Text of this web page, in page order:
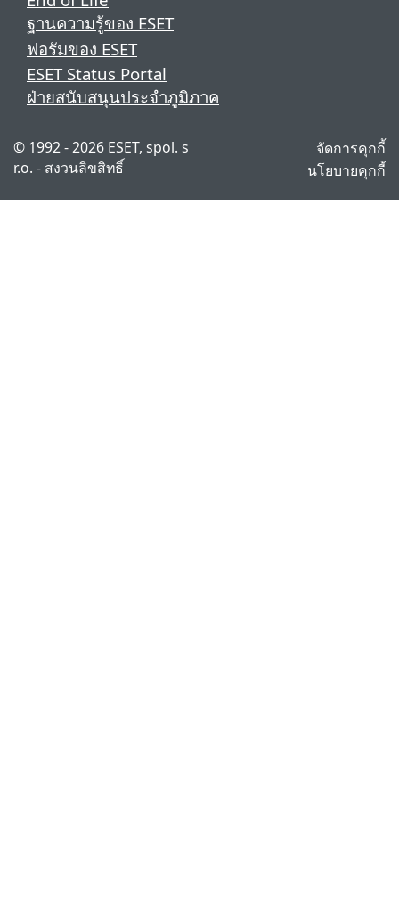
ฐานความรู้ของ ESET
ฟอรัมของ ESET
ESET Status Portal
ฝ่ายสนับสนุนประจำภูมิภาค
© 1992 - 2026 ESET, spol. s
r.o. - สงวนลิขสิทธิ์
จัดการคุกกี้
นโยบายคุกกี้